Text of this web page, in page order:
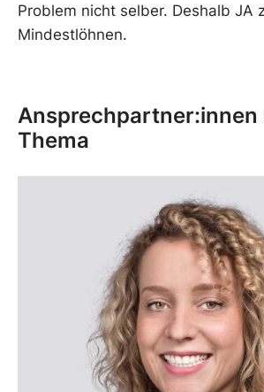
Problem nicht selber. Deshalb JA
Mindestlöhnen.
Ansprechpartner:innen
Thema